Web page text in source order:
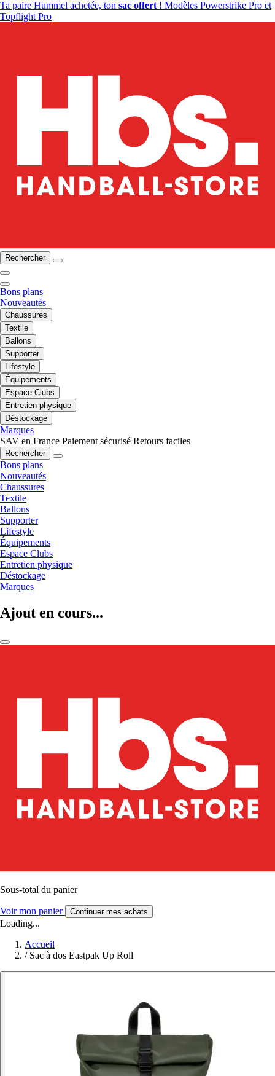
Ta paire Hummel achetée, ton sac offert ! Modèles Powerstrike Pro et
Topflight Pro
Rechercher
Bons plans
Nouveautés
Chaussures
Textile
Ballons
Supporter
Lifestyle
Équipements
Espace Clubs
Entretien physique
Déstockage
Marques
SAV en France Paiement sécurisé Retours faciles
Rechercher
Bons plans
Nouveautés
Chaussures
Textile
Ballons
Supporter
Lifestyle
Équipements
Espace Clubs
Entretien physique
Déstockage
Marques
Ajout en cours...
Sous-total du panier
Voir mon panier Continuer mes achats
Loading...
Accueil
/ Sac à dos Eastpak Up Roll